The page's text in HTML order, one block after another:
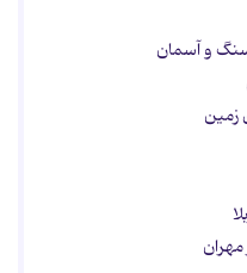
سنگ و آسمان
زمین